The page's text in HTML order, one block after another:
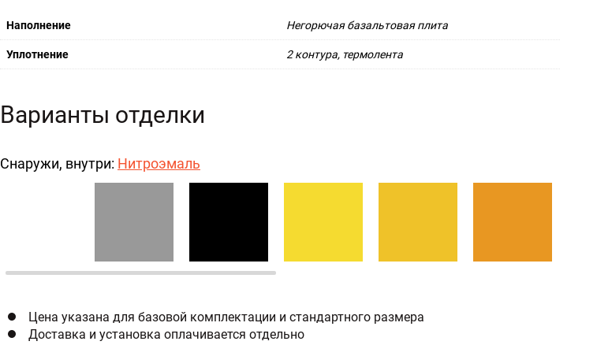
Наполнение Негорючая базальтовая плита
Уплотнение 2 контура, термолента
Варианты отделки
Снаружи, внутри: Нитроэмаль
Цена указана для базовой комплектации и стандартного размера
Доставка и установка оплачивается отдельно